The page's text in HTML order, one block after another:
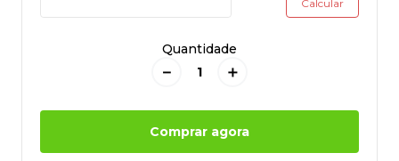
Quantidade
＋
－
Comprar agora